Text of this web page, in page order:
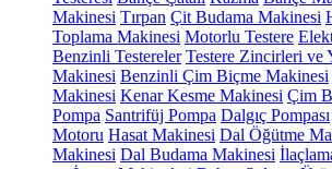
Makinesi Tırpan Çit Budama Makinesi
Toplama Makinesi Motorlu Testere
Benzinli Testereler Testere Zincirleri ve
Makinesi Benzinli Çim Biçme Makinesi
Makinesi Kenar Kesme Makinesi Çim
Pompa Santrifüj Pompa Dalgıç Pompası
Motoru Hasat Makinesi Dal Öğütme
Makinesi Dal Budama Makinesi